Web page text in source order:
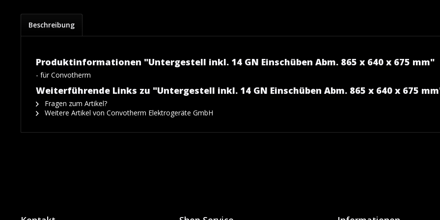
Beschreibung
Produktinformationen "Untergestell inkl. 14 GN Einschüben Abm. 865 x 640 x 675 mm"
- für Convotherm
Weiterführende Links zu "Untergestell inkl. 14 GN Einschüben Abm. 865 x 640 x 675
Fragen zum Artikel?
Weitere Artikel von Convotherm Elektrogeräte GmbH